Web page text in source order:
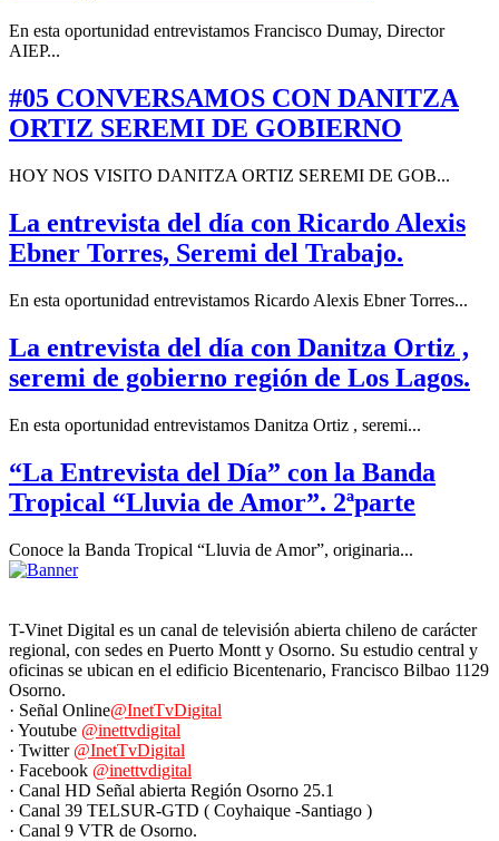
En esta oportunidad entrevistamos Francisco Dumay, Director
AIEP...
#05 CONVERSAMOS CON DANITZA
ORTIZ SEREMI DE GOBIERNO
HOY NOS VISITO DANITZA ORTIZ SEREMI DE GOB...
La entrevista del día con Ricardo Alexis
Ebner Torres, Seremi del Trabajo.
En esta oportunidad entrevistamos Ricardo Alexis Ebner Torres...
La entrevista del día con Danitza Ortiz ,
seremi de gobierno región de Los Lagos.
En esta oportunidad entrevistamos Danitza Ortiz , seremi...
“La Entrevista del Día” con la Banda
Tropical “Lluvia de Amor”. 2ªparte
Conoce la Banda Tropical “Lluvia de Amor”, originaria...
T-Vinet Digital es un canal de televisión abierta chileno de carácter
regional, con sedes en Puerto Montt y Osorno. Su estudio central y
oficinas se ubican en el edificio Bicentenario, Francisco Bilbao 1129
Osorno.
· Señal Online@InetTvDigital
· Youtube @inettvdigital
· Twitter @InetTvDigital
· Facebook @inettvdigital
· Canal HD Señal abierta Región Osorno 25.1
· Canal 39 TELSUR-GTD ( Coyhaique -Santiago )
· Canal 9 VTR de Osorno.